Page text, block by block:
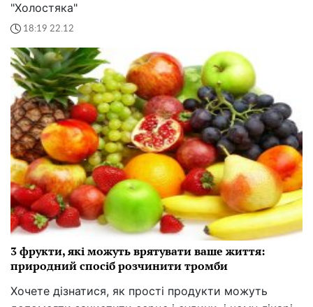
"Холостяка"
18:19 22.12
3 фрукти, які можуть врятувати ваше життя:
природний спосіб розчинити тромби
Хочете дізнатися, як прості продукти можуть